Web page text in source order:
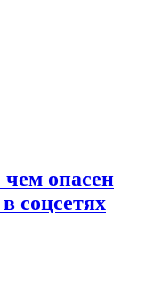
опасен
соцсетях